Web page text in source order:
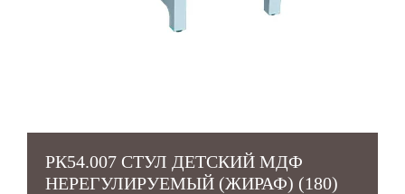
РК54.007 СТУЛ ДЕТСКИЙ МДФ
НЕРЕГУЛИРУЕМЫЙ (ЖИРАФ) (180)